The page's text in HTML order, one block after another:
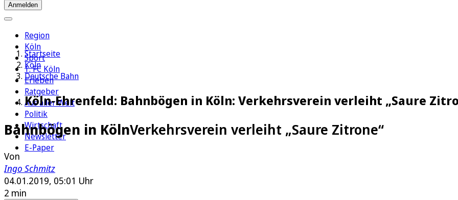
Anmelden
Region
Köln
Sport
1. FC Köln
Erleben
Ratgeber
Aus aller Welt
Politik
Wirtschaft
Newsletter
E-Paper
Startseite
Köln
Deutsche Bahn
Köln-Ehrenfeld: Bahnbögen in Köln: Verkehrsverein verleiht „Saure
Bahnbögen in KölnVerkehrsverein verleiht „Saure Zitrone“
Von
Ingo Schmitz
04.01.2019, 05:01 Uhr
2 min